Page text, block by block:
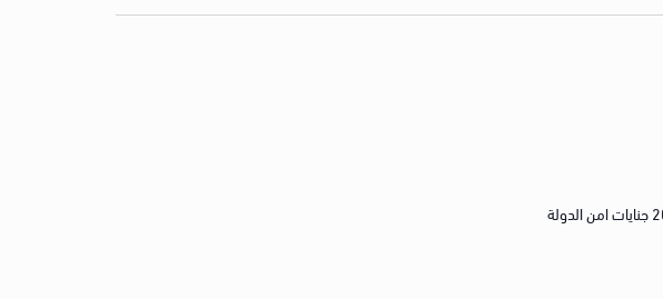
رقم القضية الكلي رقم 8 لسنة 2021 كلي شمال الجيزة رقم الجنايات/الجنح القضية رقم 271 لسنة 2021 جنايات امن الدولة